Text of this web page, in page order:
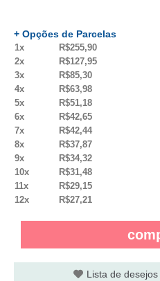
+ Opções de Parcelas
1x R$255,90
2x
R$127,95
3x
R$85,30
4x
R$63,98
5x
R$51,18
6x
R$42,65
7x
R$42,44
8x
R$37,87
9x
R$34,32
10x
R$31,48
11x
R$29,15
12x
R$27,21
Lista de desejos